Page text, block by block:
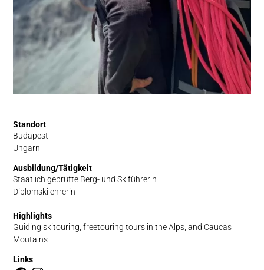
Standort
Budapest
Ungarn
Ausbildung/Tätigkeit
Staatlich geprüfte Berg- und Skiführerin
Diplomskilehrerin
Highlights
Guiding skitouring, freetouring tours in the Alps, and Caucas
Moutains
Links